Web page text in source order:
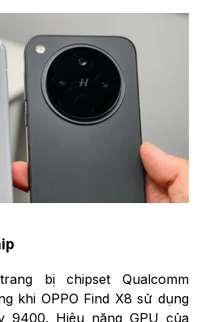
bị chipset Qualcomm
khi OPPO Find X8 sử dụng
9400. Hiệu năng GPU của